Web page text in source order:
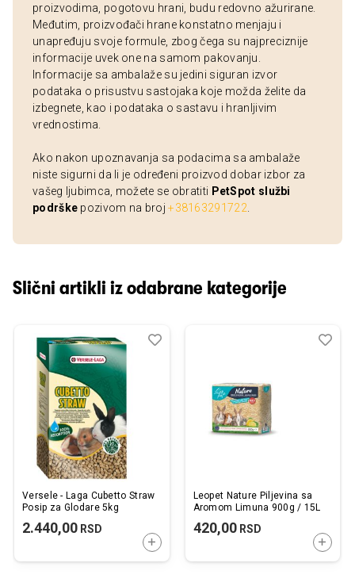
proizvodima, pogotovu hrani, budu redovno ažurirane.
Međutim, proizvođači hrane konstatno menjaju i
unapređuju svoje formule, zbog čega su najpreciznije
informacije uvek one na samom pakovanju.
Informacije sa ambalaže su jedini siguran izvor
podataka o prisustvu sastojaka koje možda želite da
izbegnete, kao i podataka o sastavu i hranljivim
vrednostima.
Ako nakon upoznavanja sa podacima sa ambalaže
niste sigurni da li je određeni proizvod dobar izbor za
vašeg ljubimca, možete se obratiti PetSpot službi
podrške pozivom na broj+38163291722
Slični artikli iz odabrane kategorije
Versele - Laga Cubetto Straw
Posip za Glodare 5kg
2.440,00 RSD
DODAJTE U KORPU
Dodaj
Uporedi
Leopet Nature Piljevina sa
Aromom Limuna 900g / 15L
420,00RSD